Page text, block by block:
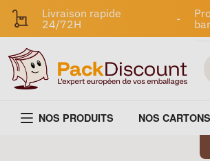
Livraison rapide
24/72H
-
NOS PRODUITS NOS CARTONS